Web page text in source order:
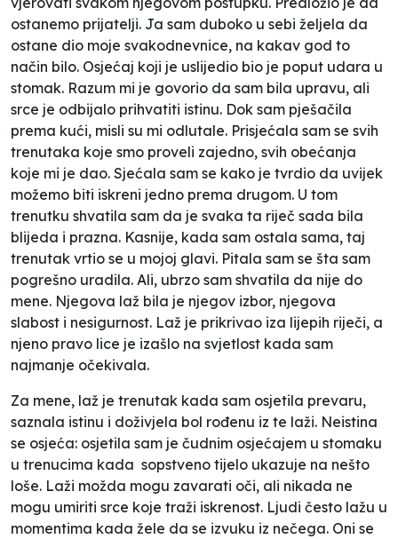
ostanemo prijatelji. Ja sam duboko u sebi željela da
ostane dio moje svakodnevnice, na kakav god to
način bilo. Osjećaj koji je uslijedio bio je poput udara u
stomak. Razum mi je govorio da sam bila upravu, ali
srce je odbijalo prihvatiti istinu. Dok sam pješačila
prema kući, misli su mi odlutale. Prisjećala sam se svih
trenutaka koje smo proveli zajedno, svih obećanja
koje mi je dao. Sjećala sam se kako je tvrdio da uvijek
možemo biti iskreni jedno prema drugom. U tom
trenutku shvatila sam da je svaka ta riječ sada bila
blijeda i prazna. Kasnije, kada sam ostala sama, taj
trenutak vrtio se u mojoj glavi. Pitala sam se šta sam
pogrešno uradila. Ali, ubrzo sam shvatila da nije do
mene. Njegova laž bila je njegov izbor, njegova
slabost i nesigurnost. Laž je prikrivao iza lijepih riječi, a
njeno pravo lice je izašlo na svjetlost kada sam
najmanje očekivala.
Za mene, laž je trenutak kada sam osjetila prevaru,
saznala istinu i doživjela bol rođenu iz te laži. Neistina
se osjeća: osjetila sam je čudnim osjećajem u stomaku
u trenucima kada sopstveno tijelo ukazuje na nešto
loše. Laži možda mogu zavarati oči, ali nikada ne
mogu umiriti srce koje traži iskrenost. Ljudi često lažu u
momentima kada žele da se izvuku iz nečega. Oni se